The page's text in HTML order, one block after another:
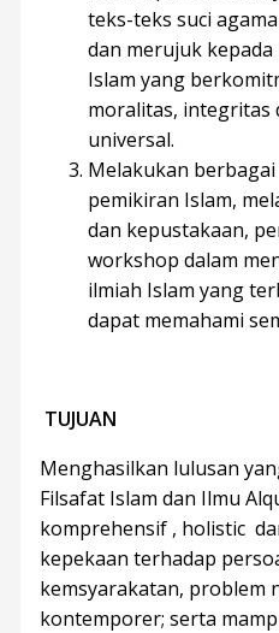
teks-teks suci
dan merujuk
Islam yang
moralitas, integritas
universal.
Melakukan
pemikiran Islam,
dan kepustakaan,
workshop dalam
ilmiah Islam yang
dapat memahami
TUJUAN
Menghasilkan lulusan
Filsafat Islam dan Ilmu
komprehensif , holistic
kepekaan terhadap
kemsyarakatan, problem
kontemporer; serta